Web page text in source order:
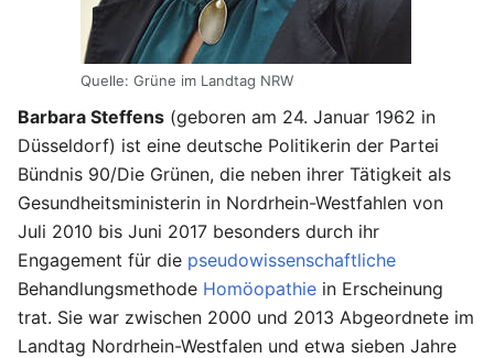
Quelle: Grüne im Landtag NRW
Barbara Steffens (geboren am 24. Januar 1962 in
Düsseldorf) ist eine deutsche Politikerin der Partei
Bündnis 90/Die Grünen, die neben ihrer Tätigkeit als
Gesundheitsministerin in Nordrhein-Westfahlen von
Juli 2010 bis Juni 2017 besonders durch ihr
Engagement für die pseudowissenschaftliche
Behandlungsmethode Homöopathie in Erscheinung
trat. Sie war zwischen 2000 und 2013 Abgeordnete im
Landtag Nordrhein-Westfalen und etwa sieben Jahre